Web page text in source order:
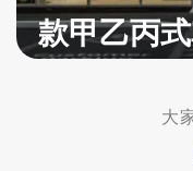
款甲乙丙
大